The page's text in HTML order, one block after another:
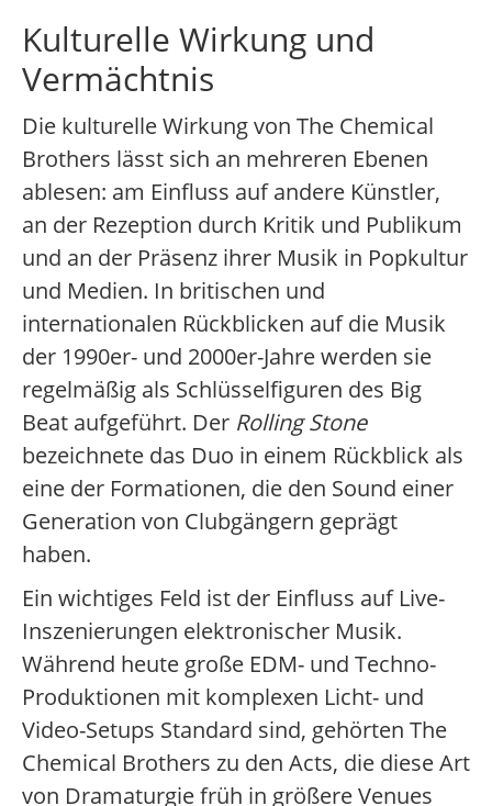
Kulturelle Wirkung und
Vermächtnis
Die kulturelle Wirkung von The Chemical
Brothers lässt sich an mehreren Ebenen
ablesen: am Einfluss auf andere Künstler,
an der Rezeption durch Kritik und Publikum
und an der Präsenz ihrer Musik in Popkultur
und Medien. In britischen und
internationalen Rückblicken auf die Musik
der 1990er- und 2000er-Jahre werden sie
regelmäßig als Schlüsselfiguren des Big
Beat aufgeführt. Der Rolling Stone
bezeichnete das Duo in einem Rückblick als
eine der Formationen, die den Sound einer
Generation von Clubgängern geprägt
haben.
Ein wichtiges Feld ist der Einfluss auf Live-
Inszenierungen elektronischer Musik.
Während heute große EDM- und Techno-
Produktionen mit komplexen Licht- und
Video-Setups Standard sind, gehörten The
Chemical Brothers zu den Acts, die diese Art
von Dramaturgie früh in größere Venues